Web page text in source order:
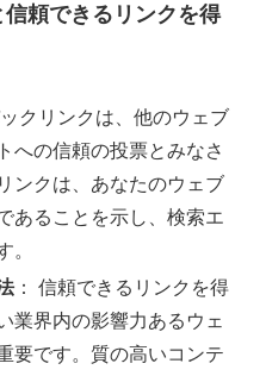
頼できるリンクを得
ックリンクは、他のウェブ
への信頼の投票とみなさ
ンクは、あなたのウェブ
あることを示し、検索エ
。
： 信頼できるリンクを得
業界内の影響力あるウェ
要です。質の高いコンテ